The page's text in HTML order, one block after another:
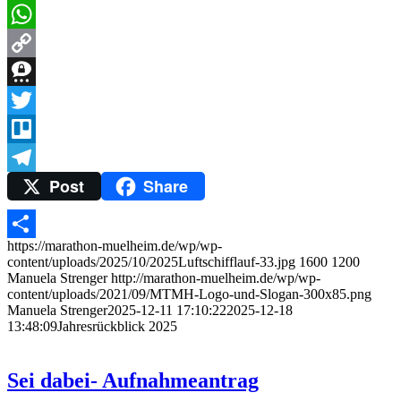
Messenger
WhatsApp
Copy
Link
Threema
Twitter
Trello
TelegramPost Share
Teilen
https://marathon-muelheim.de/wp/wp-
content/uploads/2025/10/2025Luftschifflauf-33.jpg 1600 1200
Manuela Strenger http://marathon-muelheim.de/wp/wp-
content/uploads/2021/09/MTMH-Logo-und-Slogan-300x85.png
Manuela Strenger2025-12-11 17:10:222025-12-18
13:48:09Jahresrückblick 2025
Sei dabei- Aufnahmeantrag